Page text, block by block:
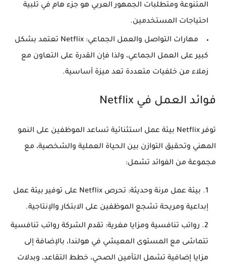
المتنوعة ومتطلبات الجمهور العربي هو جزء هام في تلبية
احتياجات المستخدمين.
مهارات التواصل والعمل الجماعي
: Netflix تعتمد بشكل
كبير على العمل الجماعي، ولذا فإن القدرة على التعاون مع
زملاء من خلفيات متعددة تعد ميزة أساسية.
فوائد العمل في Netflix
توفر Netflix بيئة عمل استثنائية تساعد الموظفين على النمو
المهني وتحقيق التوازن بين الحياة العملية والشخصية، مع
مجموعة من الفوائد تشمل:
بيئة عمل مرنة وحديثة
: تحرص Netflix على توفير بيئة عمل
إبداعية ومريحة تشجع الموظفين على الابتكار والإنتاجية.
رواتب تنافسية ومزايا مغرية: تقدم الشركة رواتب تنافسية
تتماشى مع المستوى المعيشي في هولندا، بالإضافة إلى
مزايا إضافية تشمل التأمين الصحي، خطط التقاعد، وبدلات